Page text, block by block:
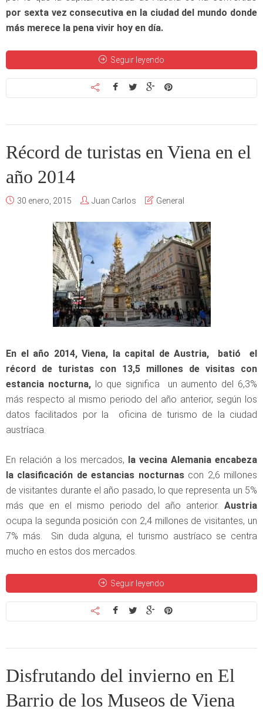
por sexta vez consecutiva en la ciudad del mundo donde
más merece la pena vivir hoy en día.
Seguir leyendo
Récord de turistas en Viena en el
año 2014
30 enero, 2015 Juan Carlos General
En el año 2014, Viena, la capital de Austria, batió el
récord de turistas con 13,5 millones de visitas con
estancia nocturna,lo que significa un aumento del 6,3%
más respecto al mismo periodo del año anterior, según los
datos facilitados por la oficina de turismo de la ciudad
austríaca.
En relación a los mercados, la vecina Alemania encabeza
la clasificación de estancias nocturnascon 2,6 millones
de visitantes durante el año pasado, lo que representa un 5%
más que en el mismo periodo del año anterior. Austria
ocupa la segunda posición con 2,4 millones de visitantes, un
7% más. Sin duda alguna, el turismo austríaco se centra
mucho en estos dos mercados.
Seguir leyendo
Disfrutando del invierno en El
Barrio de los Museos de Viena